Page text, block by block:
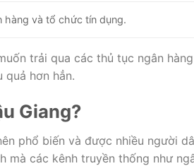
hàng và tổ chức tín dụng.
trải qua các thủ tục ngân
hơn hẳn.
Giang?
phổ biến và được nhiều người
các kênh truyền thống như